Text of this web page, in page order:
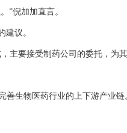
”倪加加直言。
议。
主要接受制药公司的委托，为
生物医药行业的上下游产业链